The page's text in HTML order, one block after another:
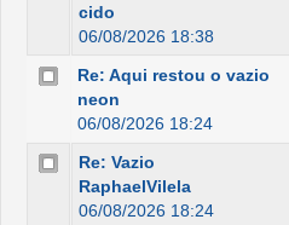
cido
06/08/2026 18:38
Re: Aqui restou o vazio
neon
06/08/2026 18:24
Re: Vazio
RaphaelVilela
06/08/2026 18:24